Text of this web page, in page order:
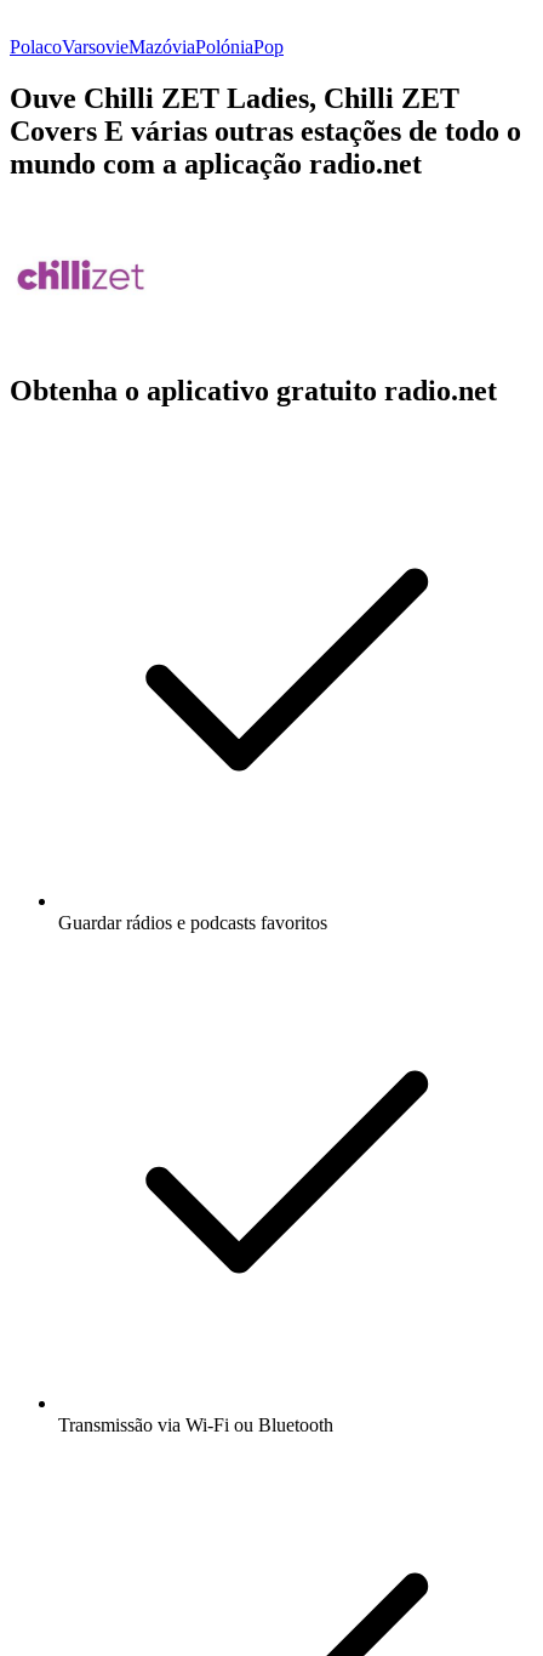
PolacoVarsovieMazóviaPolóniaPop
Ouve Chilli ZET Ladies, Chilli ZET
Covers E várias outras estações de todo o
mundo com a aplicação radio.net
Obtenha o aplicativo gratuito radio.net
Guardar rádios e podcasts favoritos
Transmissão via Wi-Fi ou Bluetooth